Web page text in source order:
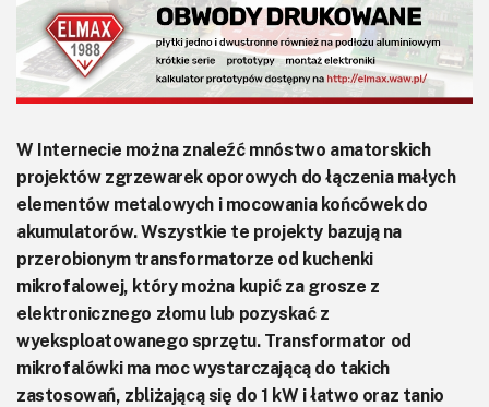
W Internecie można znaleźć mnóstwo amatorskich
projektów zgrzewarek oporowych do łączenia małych
elementów metalowych i mocowania końcówek do
akumulatorów. Wszystkie te projekty bazują na
przerobionym transformatorze od kuchenki
mikrofalowej, który można kupić za grosze z
elektronicznego złomu lub pozyskać z
wyeksploatowanego sprzętu. Transformator od
mikrofalówki ma moc wystarczającą do takich
zastosowań, zbliżającą się do 1 kW i łatwo oraz tanio